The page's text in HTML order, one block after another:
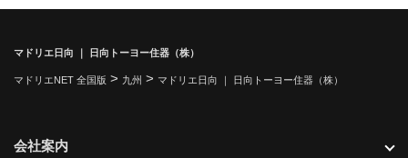
マドリエ日向 ｜ 日向トーヨー住器（株）
マドリエNET 全国版 > 九州 > マドリエ日向 ｜ 日向トーヨー住器（株）
会社案内